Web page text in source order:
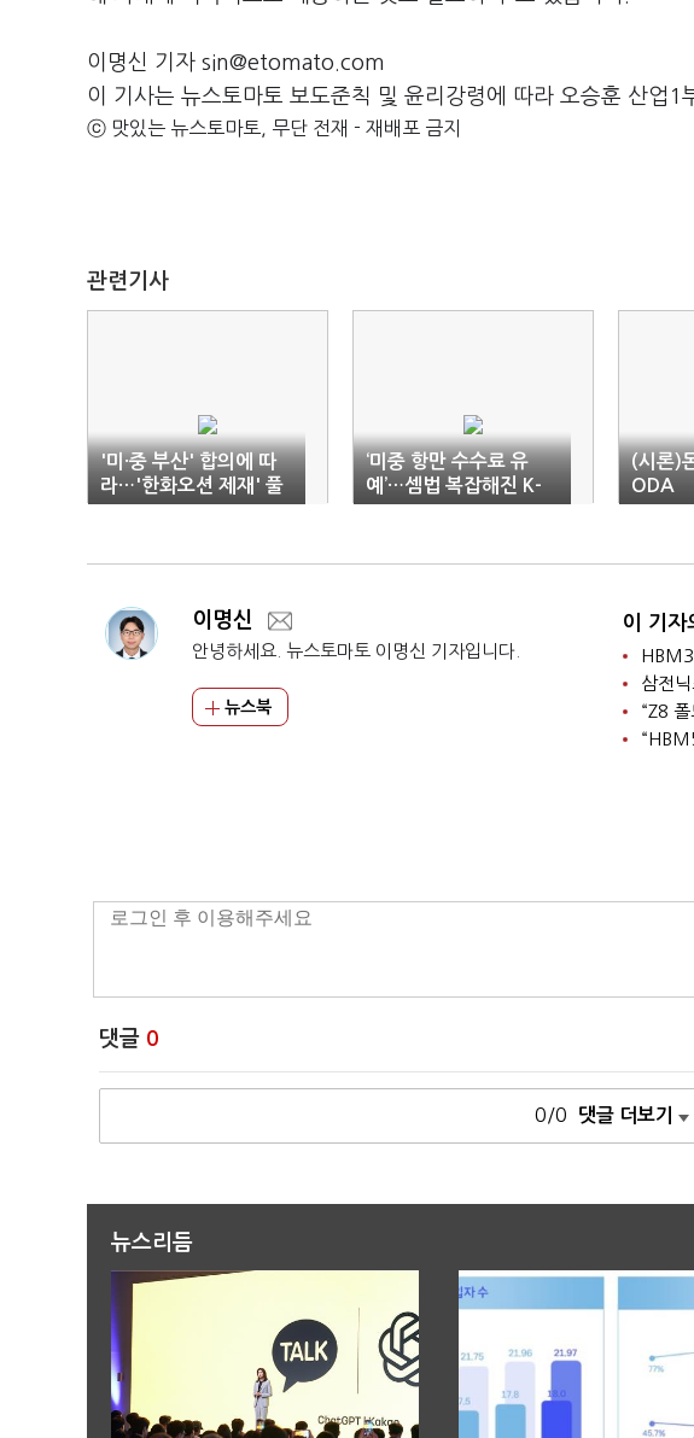
이명신 기자 sin@etomato.com
이 기사는 뉴스토마토 보도준칙 및 윤리강령에 따라 오승훈 산업1
ⓒ 맛있는 뉴스토마토, 무단 전재 - 재배포 금지
관련기사
'미·중 부산' 합의에 따
라…'한화오션 제재' 풀
렸다
‘미중 항만 수수료 유
예’…셈법 복잡해진 K-
조선
(시론)
ODA
이명신
안녕하세요. 뉴스토마토 이명신 기자입니다.
뉴스북
이 기자
삼전
“Z8
댓글 0
0/0 댓글 더보기
뉴스리듬